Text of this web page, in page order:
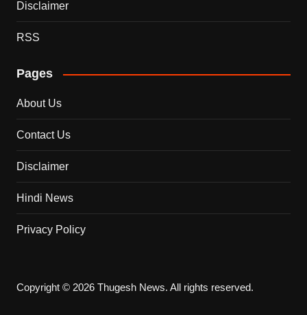
Disclaimer
RSS
Pages
About Us
Contact Us
Disclaimer
Hindi News
Privacy Policy
Copyright © 2026 Thugesh News. All rights reserved.